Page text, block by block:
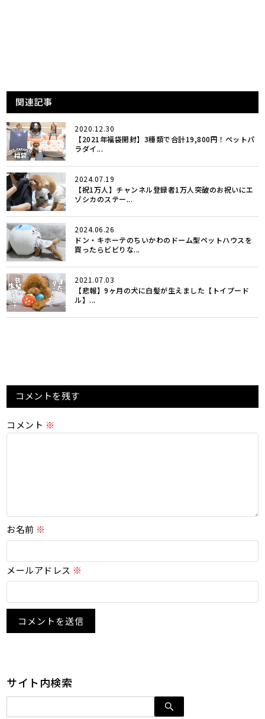
関連記事
2020.12.30
【2021年福袋開封】3種類で合計19,800円！ペットパ
ラダイ...
2024.07.19
【祝1万人】チャンネル登録者1万人突破のお祝いにエ
ゾシカのステー...
2024.06.26
ドン・キホーテのちいかわのドーム型ペットハウスを
買ったらビビりな...
2021.07.03
【悲報】9ヶ月の犬に白髪が生えました【トイプード
ル】...
コメントを残す
コメント ※
お名前 ※
メールアドレス ※
サイト内検索